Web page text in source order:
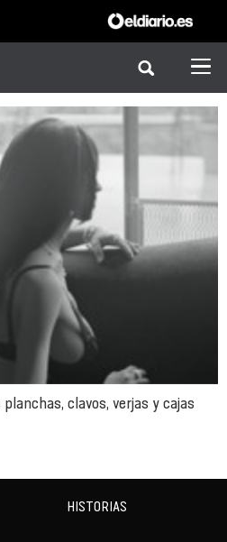
clavos, verjas y cajas
HISTORIAS